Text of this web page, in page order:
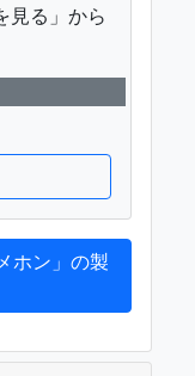
見る」から
ホン」の製